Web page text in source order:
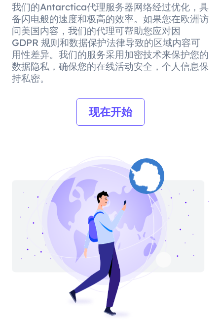
我们的Antarctica代理服务器网络经过优化，具
备闪电般的速度和极高的效率。如果您在欧洲访
问美国内容，我们的代理可帮助您应对因
GDPR 规则和数据保护法律导致的区域内容可
用性差异。我们的服务采用加密技术来保护您的
数据隐私，确保您的在线活动安全，个人信息保
持私密。
现在开始